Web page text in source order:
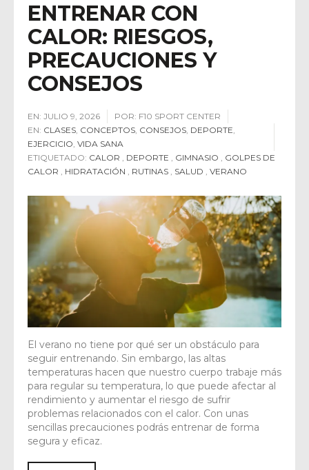
ENTRENAR CON
CALOR: RIESGOS,
PRECAUCIONES Y
CONSEJOS
EN: JULIO 9, 2026 POR: F10 SPORT CENTER
EN: CLASES, CONCEPTOS, CONSEJOS, DEPORTE,
EJERCICIO, VIDA SANA
ETIQUETADO: CALOR , DEPORTE , GIMNASIO , GOLPES DE
CALOR , HIDRATACIÓN , RUTINAS , SALUD , VERANO
El verano no tiene por qué ser un obstáculo para
seguir entrenando. Sin embargo, las altas
temperaturas hacen que nuestro cuerpo trabaje más
para regular su temperatura, lo que puede afectar al
rendimiento y aumentar el riesgo de sufrir
problemas relacionados con el calor. Con unas
sencillas precauciones podrás entrenar de forma
segura y eficaz.